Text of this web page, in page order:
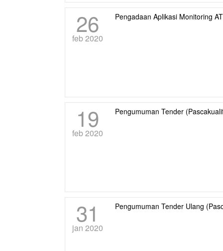
26
feb 2020
Pengadaan Aplikasi Monitoring
19
feb 2020
Pengumuman Tender
31
jan 2020
Pengumuman Tender Ulang